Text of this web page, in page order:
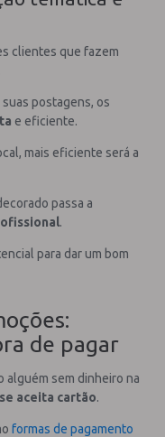
clientes que fazem
postagens, os
e eficiente.
mais eficiente será a
passa a
.
para dar um bom
de pagar
alguém sem dinheiro na
aceita cartão.
formas de pagamento